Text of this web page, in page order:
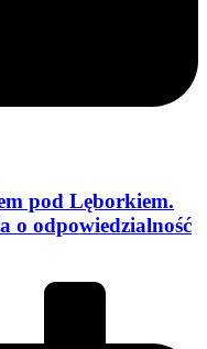
pod Lęborkiem.
o odpowiedzialność